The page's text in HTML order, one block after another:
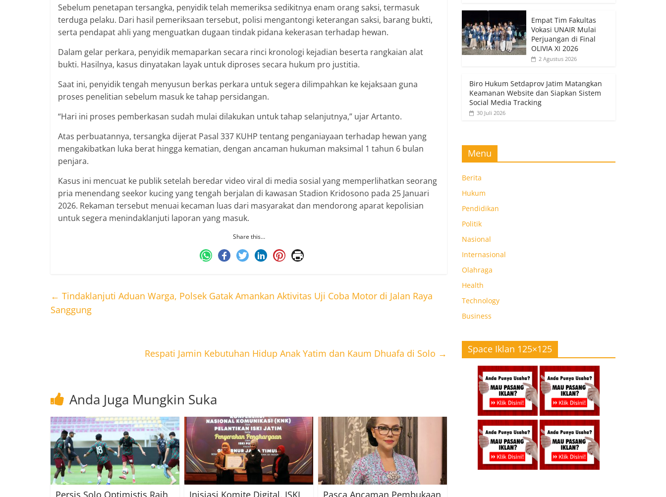
Sebelum penetapan tersangka, penyidik telah memeriksa sedikitnya enam orang saksi, termasuk
terduga pelaku. Dari hasil pemeriksaan tersebut, polisi mengantongi keterangan saksi, barang bukti,
serta pendapat ahli yang menguatkan dugaan tindak pidana kekerasan terhadap hewan.
Dalam gelar perkara, penyidik memaparkan secara rinci kronologi kejadian beserta rangkaian alat
bukti. Hasilnya, kasus dinyatakan layak untuk diproses secara hukum pro justitia.
Saat ini, penyidik tengah menyusun berkas perkara untuk segera dilimpahkan ke kejaksaan guna
proses penelitian sebelum masuk ke tahap persidangan.
“Hari ini proses pemberkasan sudah mulai dilakukan untuk tahap selanjutnya,” ujar Artanto.
Atas perbuatannya, tersangka dijerat Pasal 337 KUHP tentang penganiayaan terhadap hewan yang
mengakibatkan luka berat hingga kematian, dengan ancaman hukuman maksimal 1 tahun 6 bulan
penjara.
Kasus ini mencuat ke publik setelah beredar video viral di media sosial yang memperlihatkan seorang
pria menendang seekor kucing yang tengah berjalan di kawasan Stadion Kridosono pada 25 Januari
2026. Rekaman tersebut menuai kecaman luas dari masyarakat dan mendorong aparat kepolisian
untuk segera menindaklanjuti laporan yang masuk.
Share this…
← Tindaklanjuti Aduan Warga, Polsek Gatak Amankan Aktivitas Uji Coba Motor di Jalan Raya
Sanggung
Respati Jamin Kebutuhan Hidup Anak Yatim dan Kaum Dhuafa di Solo →
Anda Juga Mungkin Suka
Persis Solo Optimistis Raih
Inisiasi Komite Digital, ISKI
Pasca Ancaman Pembukaan
Empat Tim Fakultas
Vokasi UNAIR Mulai
Perjuangan di Final
OLIVIA XI 2026
2 Agustus 2026
Biro Hukum Setdaprov Jatim Matangkan
Keamanan Website dan Siapkan Sistem
Social Media Tracking
30 Juli 2026
Menu
Berita
Hukum
Pendidikan
Politik
Nasional
Internasional
Olahraga
Health
Technology
Business
Space Iklan 125×125